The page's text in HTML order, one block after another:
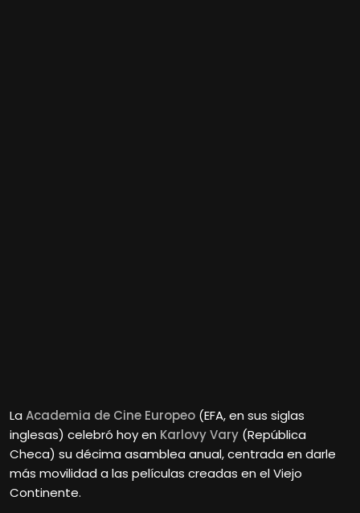
La Academia de Cine Europeo (EFA, en sus siglas
inglesas) celebró hoy en Karlovy Vary (República
Checa) su décima asamblea anual, centrada en darle
más movilidad a las películas creadas en el Viejo
Continente.